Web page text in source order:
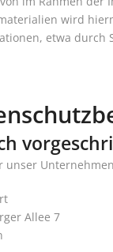
wird
etwa durch
unser
Allee 7